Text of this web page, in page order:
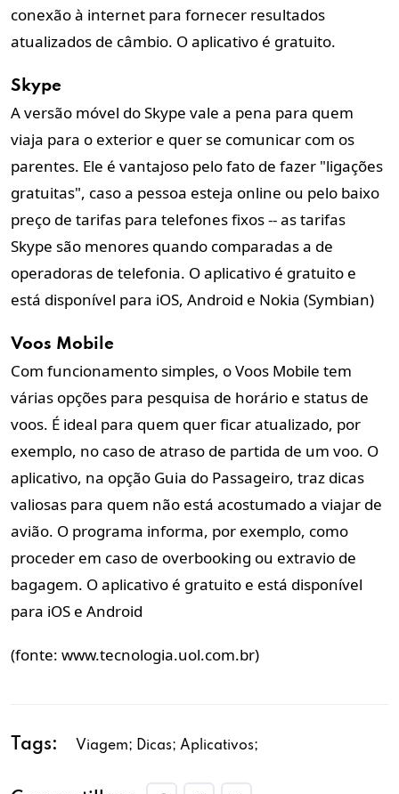
conexão à internet para fornecer resultados
atualizados de câmbio. O aplicativo é gratuito.
Skype
A versão móvel do Skype vale a pena para quem
viaja para o exterior e quer se comunicar com os
parentes. Ele é vantajoso pelo fato de fazer "ligações
gratuitas", caso a pessoa esteja online ou pelo baixo
preço de tarifas para telefones fixos -- as tarifas
Skype são menores quando comparadas a de
operadoras de telefonia. O aplicativo é gratuito e
está disponível para iOS, Android e Nokia (Symbian)
Voos Mobile
Com funcionamento simples, o Voos Mobile tem
várias opções para pesquisa de horário e status de
voos. É ideal para quem quer ficar atualizado, por
exemplo, no caso de atraso de partida de um voo. O
aplicativo, na opção Guia do Passageiro, traz dicas
valiosas para quem não está acostumado a viajar de
avião. O programa informa, por exemplo, como
proceder em caso de overbooking ou extravio de
bagagem. O aplicativo é gratuito e está disponível
para iOS e Android
(fonte: www.tecnologia.uol.com.br)
Tags: Viagem; Dicas; Aplicativos;